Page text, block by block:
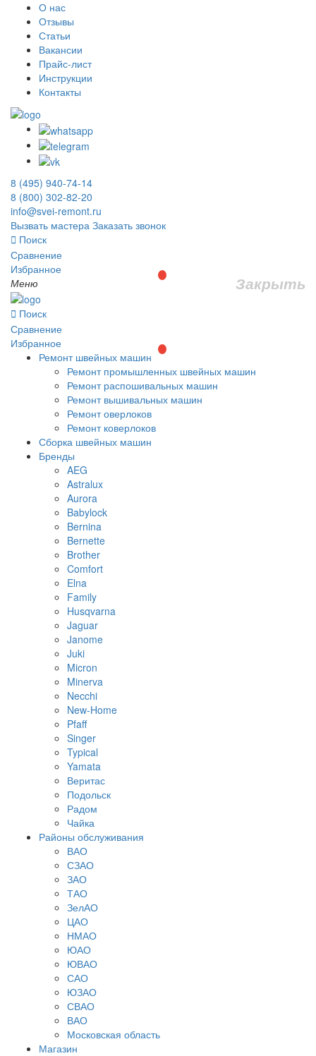
О нас
Отзывы
Статьи
Вакансии
Прайс-лист
Инструкции
Контакты
8 (495) 940-74-14
8 (800) 302-82-20
info@svei-remont.ru
Вызвать мастера Заказать звонок
Поиск
Сравнение
Избранное
Меню
Закрыть
Поиск
Сравнение
Избранное
Ремонт швейных машин
Ремонт промышленных швейных машин
Ремонт распошивальных машин
Ремонт вышивальных машин
Ремонт оверлоков
Ремонт коверлоков
Сборка швейных машин
Бренды
AEG
Astralux
Aurora
Babylock
Bernina
Bernette
Brother
Comfort
Elna
Family
Husqvarna
Jaguar
Janome
Juki
Micron
Minerva
Necchi
New-Home
Pfaff
Singer
Typical
Yamata
Веритас
Подольск
Радом
Чайка
Районы обслуживания
ВАО
СЗАО
ЗАО
ТАО
ЗелАО
ЦАО
НМАО
ЮАО
ЮВАО
САО
ЮЗАО
СВАО
ВАО
Московская область
Магазин